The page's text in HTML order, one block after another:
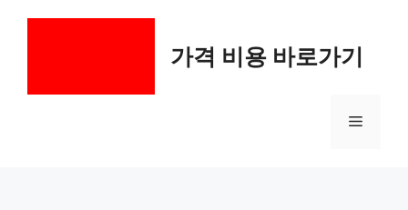
가격 비용 바로가기
메